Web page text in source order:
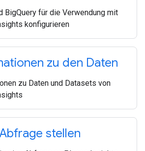
BigQuery für die Verwendung mit
konfigurieren
zu den Daten
zu Daten und Datasets von
stellen